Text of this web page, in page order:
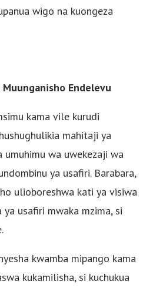
wigo na kuongeza
Endelevu
kama vile kurudi
mahitaji ya
umuhimu wa uwekezaji wa
ya usafiri. Barabara,
ulioboreshwa kati ya visiwa
ya usafiri mwaka mzima, si
kwamba mipango kama
kukamilisha, si kuchukua